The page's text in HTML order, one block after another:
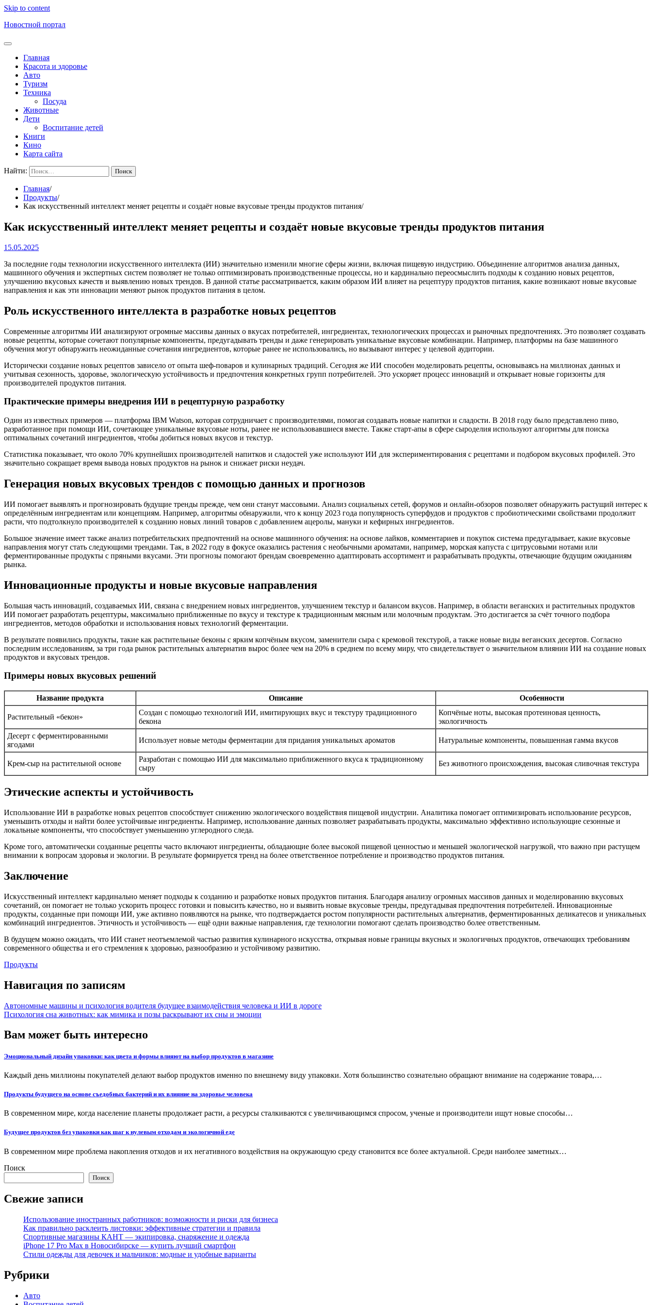
Skip to content
Новостной портал
Главная
Красота и здоровье
Авто
Туризм
Техника
Посуда
Животные
Дети
Воспитание детей
Книги
Кино
Карта сайта
Найти:
Главная
Продукты
Как искусственный интеллект меняет рецепты и создаёт новые вкусовые тренды продуктов питания
Как искусственный интеллект меняет рецепты и создаёт новые вкусовые тренды продуктов питания
15.05.2025
За последние годы технологии искусственного интеллекта (ИИ) значительно изменили многие сферы жизни, включая пищевую индустрию. Объединение алгоритмов анализа данных,
машинного обучения и экспертных систем позволяет не только оптимизировать производственные процессы, но и кардинально переосмыслить подходы к созданию новых рецептов,
улучшению вкусовых качеств и выявлению новых трендов. В данной статье рассматривается, каким образом ИИ влияет на рецептуру продуктов питания, какие возникают новые вкусовые
направления и как эти инновации меняют рынок продуктов питания в целом.
Роль искусственного интеллекта в разработке новых рецептов
Современные алгоритмы ИИ анализируют огромные массивы данных о вкусах потребителей, ингредиентах, технологических процессах и рыночных предпочтениях. Это позволяет создавать
новые рецепты, которые сочетают популярные компоненты, предугадывать тренды и даже генерировать уникальные вкусовые комбинации. Например, платформы на базе машинного
обучения могут обнаружить неожиданные сочетания ингредиентов, которые ранее не использовались, но вызывают интерес у целевой аудитории.
Исторически создание новых рецептов зависело от опыта шеф-поваров и кулинарных традиций. Сегодня же ИИ способен моделировать рецепты, основываясь на миллионах данных и
учитывая сезонность, здоровье, экологическую устойчивость и предпочтения конкретных групп потребителей. Это ускоряет процесс инноваций и открывает новые горизонты для
производителей продуктов питания.
Практические примеры внедрения ИИ в рецептурную разработку
Один из известных примеров — платформа IBM Watson, которая сотрудничает с производителями, помогая создавать новые напитки и сладости. В 2018 году было представлено пиво,
разработанное при помощи ИИ, сочетающее уникальные вкусовые ноты, ранее не использовавшиеся вместе. Также старт-апы в сфере сыроделия используют алгоритмы для поиска
оптимальных сочетаний ингредиентов, чтобы добиться новых вкусов и текстур.
Статистика показывает, что около 70% крупнейших производителей напитков и сладостей уже используют ИИ для экспериментирования с рецептами и подбором вкусовых профилей. Это
значительно сокращает время вывода новых продуктов на рынок и снижает риски неудач.
Генерация новых вкусовых трендов с помощью данных и прогнозов
ИИ помогает выявлять и прогнозировать будущие тренды прежде, чем они станут массовыми. Анализ социальных сетей, форумов и онлайн-обзоров позволяет обнаружить растущий интерес к
определённым ингредиентам или концепциям. Например, алгоритмы обнаружили, что к концу 2023 года популярность суперфудов и продуктов с пробиотическими свойствами продолжит
расти, что подтолкнуло производителей к созданию новых линий товаров с добавлением ацеролы, мануки и кефирных ингредиентов.
Большое значение имеет также анализ потребительских предпочтений на основе машинного обучения: на основе лайков, комментариев и покупок система предугадывает, какие вкусовые
направления могут стать следующими трендами. Так, в 2022 году в фокусе оказались растения с необычными ароматами, например, морская капуста с цитрусовыми нотами или
ферментированные продукты с пряными вкусами. Эти прогнозы помогают брендам своевременно адаптировать ассортимент и разрабатывать продукты, отвечающие будущим ожиданиям
рынка.
Инновационные продукты и новые вкусовые направления
Большая часть инноваций, создаваемых ИИ, связана с внедрением новых ингредиентов, улучшением текстур и балансом вкусов. Например, в области веганских и растительных продуктов
ИИ помогает разработать рецептуры, максимально приближенные по вкусу и текстуре к традиционным мясным или молочным продуктам. Это достигается за счёт точного подбора
ингредиентов, методов обработки и использования новых технологий ферментации.
В результате появились продукты, такие как растительные беконы с ярким копчёным вкусом, заменители сыра с кремовой текстурой, а также новые виды веганских десертов. Согласно
последним исследованиям, за три года рынок растительных альтернатив вырос более чем на 20% в среднем по всему миру, что свидетельствует о значительном влиянии ИИ на создание новых
продуктов и вкусовых трендов.
Примеры новых вкусовых решений
Название продукта Описание Особенности
Растительный «бекон»
Создан с помощью технологий ИИ, имитирующих вкус и текстуру традиционного
бекона
Копчёные ноты, высокая протеиновая ценность,
экологичность
Десерт с ферментированными
ягодами
Использует новые методы ферментации для придания уникальных ароматов Натуральные компоненты, повышенная гамма вкусов
Крем-сыр на растительной основе
Разработан с помощью ИИ для максимально приближенного вкуса к традиционному
сыру
Без животного происхождения, высокая сливочная текстура
Этические аспекты и устойчивость
Использование ИИ в разработке новых рецептов способствует снижению экологического воздействия пищевой индустрии. Аналитика помогает оптимизировать использование ресурсов,
уменьшить отходы и найти более устойчивые ингредиенты. Например, использование данных позволяет разрабатывать продукты, максимально эффективно использующие сезонные и
локальные компоненты, что способствует уменьшению углеродного следа.
Кроме того, автоматически созданные рецепты часто включают ингредиенты, обладающие более высокой пищевой ценностью и меньшей экологической нагрузкой, что важно при растущем
внимании к вопросам здоровья и экологии. В результате формируется тренд на более ответственное потребление и производство продуктов питания.
Заключение
Искусственный интеллект кардинально меняет подходы к созданию и разработке новых продуктов питания. Благодаря анализу огромных массивов данных и моделированию вкусовых
сочетаний, он помогает не только ускорить процесс готовки и повысить качество, но и выявить новые вкусовые тренды, предугадывая предпочтения потребителей. Инновационные
продукты, созданные при помощи ИИ, уже активно появляются на рынке, что подтверждается ростом популярности растительных альтернатив, ферментированных деликатесов и уникальных
комбинаций ингредиентов. Этичность и устойчивость — ещё одни важные направления, где технологии помогают сделать производство более ответственным.
В будущем можно ожидать, что ИИ станет неотъемлемой частью развития кулинарного искусства, открывая новые границы вкусных и экологичных продуктов, отвечающих требованиям
современного общества и его стремления к здоровью, разнообразию и устойчивому развитию.
Продукты
Навигация по записям
Автономные машины и психология водителя будущее взаимодействия человека и ИИ в дороге
Психология сна животных: как мимика и позы раскрывают их сны и эмоции
Вам может быть интересно
Эмоциональный дизайн упаковки: как цвета и формы влияют на выбор продуктов в магазине
Каждый день миллионы покупателей делают выбор продуктов именно по внешнему виду упаковки. Хотя большинство сознательно обращают внимание на содержание товара,…
Продукты будущего на основе съедобных бактерий и их влияние на здоровье человека
В современном мире, когда население планеты продолжает расти, а ресурсы сталкиваются с увеличивающимся спросом, ученые и производители ищут новые способы…
Будущее продуктов без упаковки как шаг к нулевым отходам и экологичной еде
В современном мире проблема накопления отходов и их негативного воздействия на окружающую среду становится все более актуальной. Среди наиболее заметных…
Поиск
Поиск
Свежие записи
Использование иностранных работников: возможности и риски для бизнеса
Как правильно расклеить листовки: эффективные стратегии и правила
Спортивные магазины КАНТ — экипировка, снаряжение и одежда
iPhone 17 Pro Max в Новосибирске — купить лучший смартфон
Стили одежды для девочек и мальчиков: модные и удобные варианты
Рубрики
Авто